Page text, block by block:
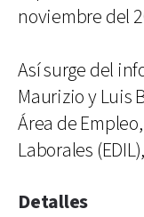
noviembre del
Así surge del
Maurizio y Luis
Área de
Laborales
Detalles